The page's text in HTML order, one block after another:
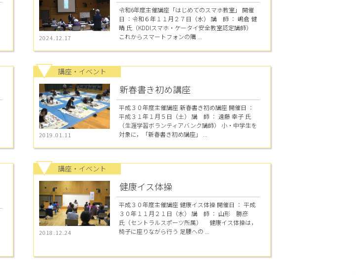
2024.12.17
令和6年度主催講座「はじめてのスマホ教室」 開催
日 ：令和６年１１月２７日（水） 講 師 ： 嶋倉 健
晴 氏（KDDIスマホ・ケータイ安全教室認定講師）
これからスマートフォンの購 ...
講座・イベント
2019.01.11
新春書き初め講座
平成３０年度主催講座 新春書き初め講座 開催日 ：
平成３１年１月５日（土） 講 師 ： 遠藤 幸子 氏
（生涯学習ボランティアバンク講師） 小・中学生を
対象に，「新春書き初め講座」 ...
講座・イベント
2018.12.24
健康イス体操
平成３０年度主催講座 健康イス体操 開催日 ： 平成
３０年１１月２１日（水） 講 師 ： 山形 勝彦
氏（セントラルスポーツ所属） 健康イス体操は，
椅子に座りながら行う 足腰への ...